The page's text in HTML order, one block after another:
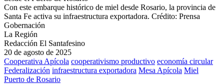
Con este embarque histórico de miel desde Rosario, la provincia de
Santa Fe activa su infraestructura exportadora. Crédito: Prensa
Gobernación
La Región
Redacción El Santafesino
20 de agosto de 2025
Cooperativa Apícola cooperativismo productivo economía circular
Federalización infraestructura exportadora Mesa Apícola Miel
Puerto de Rosario